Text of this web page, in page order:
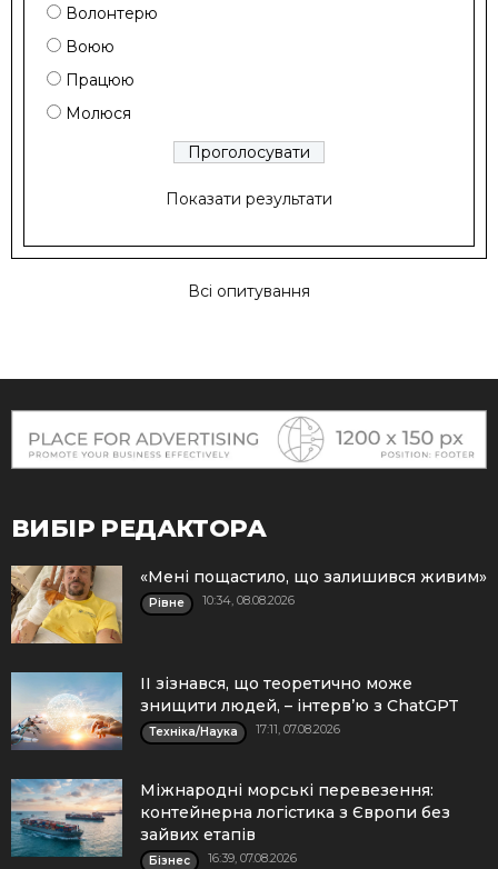
Волонтерю
Воюю
Працюю
Молюся
Показати результати
Всі опитування
ВИБІР РЕДАКТОРА
«Мені пощастило, що залишився живим»
Рівне 10:34, 08.08.2026
ІІ зізнався, що теоретично може
знищити людей, – інтерв’ю з ChatGPT
Техніка/Наука 17:11, 07.08.2026
Міжнародні морські перевезення:
контейнерна логістика з Європи без
зайвих етапів
Бізнес 16:39, 07.08.2026